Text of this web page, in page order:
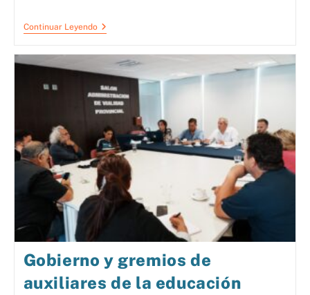
Continuar Leyendo
Gobierno y gremios de
auxiliares de la educación